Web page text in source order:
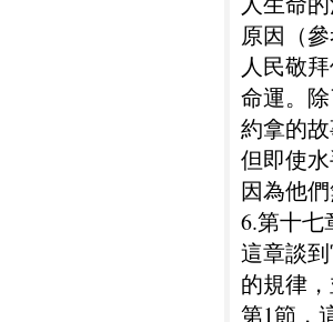
原因（
人民敬
命運。
約拿的
但即使
因為他
6.第十七
這章談
的規律
第1節，